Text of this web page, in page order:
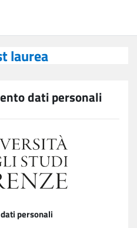
laurea
dati personali
personali